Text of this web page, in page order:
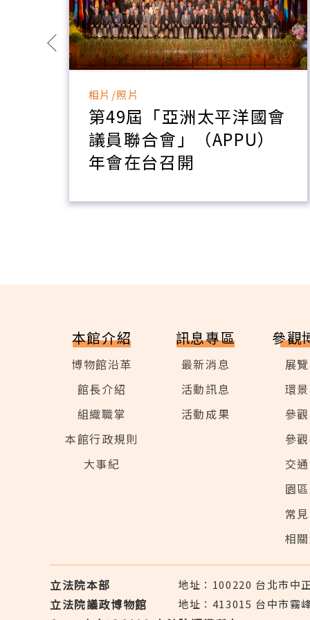
相片/照片
第49屆「亞洲太平洋國會
議員聯合會」（APPU）
年會在台召開
本館介紹
博物館沿革
館長介紹
組織職掌
本館行政規則
大事紀
訊息專區
最新消息
活動訊息
活動成果
參觀
展
環
參
參
交
園
常
相
立法院本部 地址：100220 台北市中
立法院議政博物館 地址：413015 台中市霧